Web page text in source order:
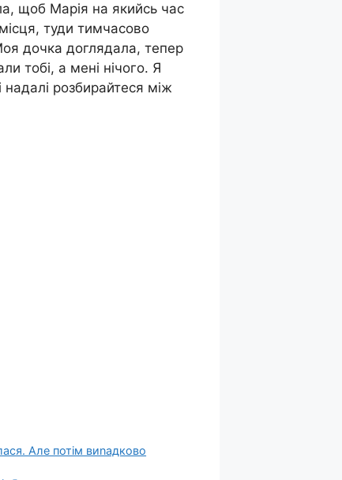
щоб Марія на якийсь час
туди тимчасово
дочка доглядала, тепер
тобі, а мені нічого. Я
розбирайтеся між
Але потім виnадково